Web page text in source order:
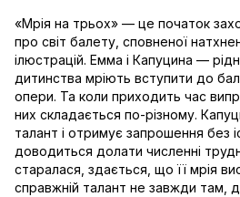
«Мрія на трьох» — це початок
про світ балету, сповненої
ілюстрацій. Емма і Капуцина —
дитинства мріють вступити до
опери. Та коли приходить час
них складається по-різному.
талант і отримує запрошення без
доводиться долати численні
старалася, здається, що її мрія
справжній талант не завжди там,